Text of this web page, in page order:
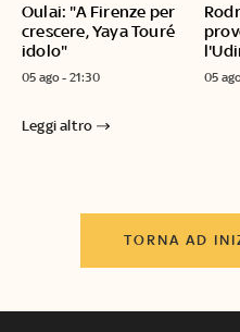
Oulai: "A Firenze per
crescere, Yaya Touré
idolo"
05 ago - 21:30 05
Leggi altro
TORNA AD